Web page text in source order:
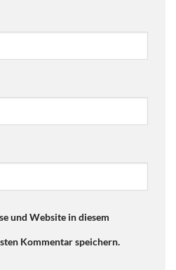
und Website in diesem
Kommentar speichern.